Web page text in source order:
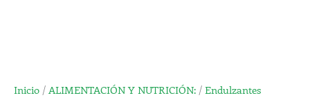
Inicio / ALIMENTACIÓN Y NUTRICIÓN: / Endulzantes